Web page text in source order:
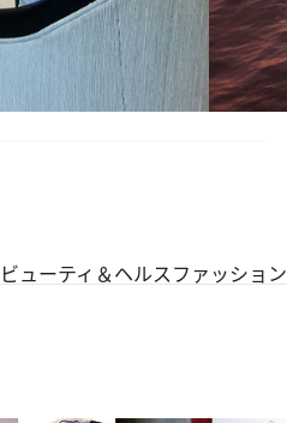
ビューティ＆ヘルスファッション